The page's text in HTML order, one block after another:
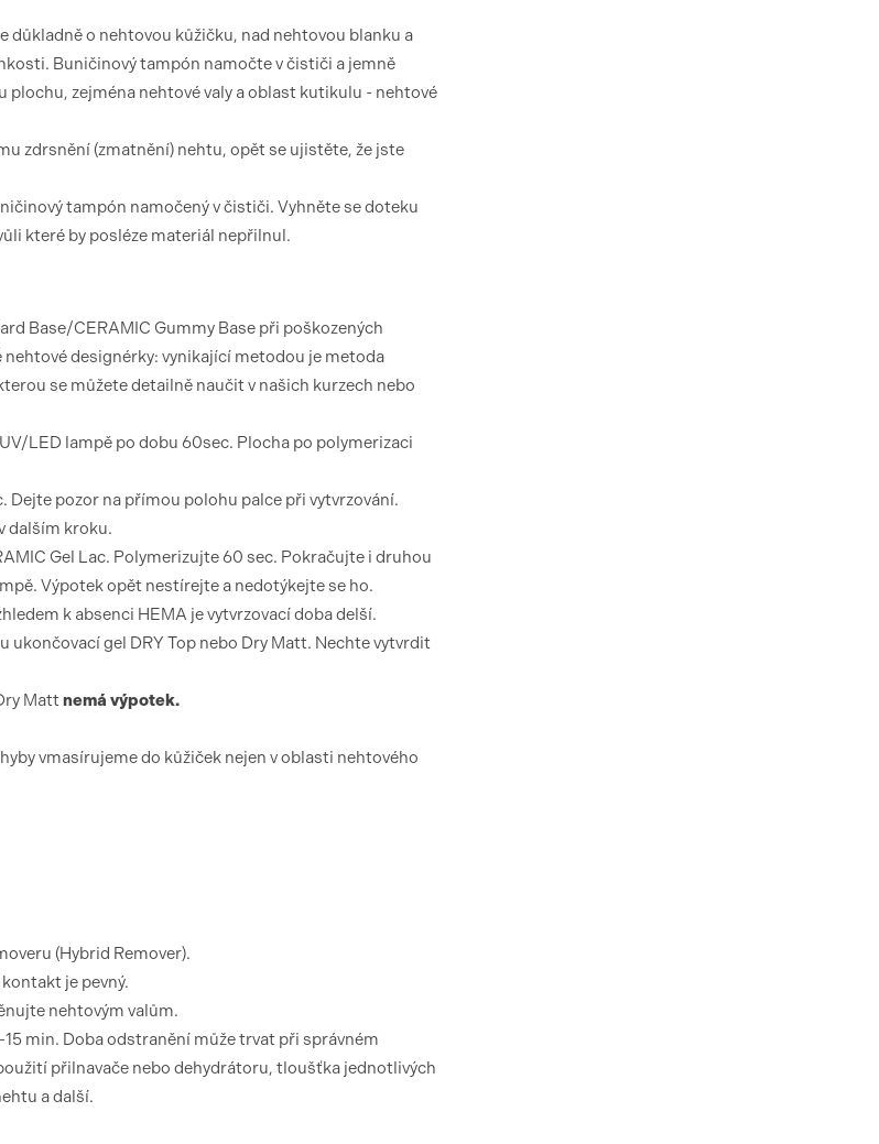
o nehtovou kůžičku, nad nehtovou blanku a
Buničinový tampón namočte v čističi a jemně
zejména nehtové valy a oblast kutikulu - nehtové
zdrsnění (zmatnění) nehtu, opět se ujistěte, že jste
tampón namočený v čističi. Vyhněte se doteku
které by posléze materiál nepřilnul.
Base/CERAMIC Gummy Base při poškozených
designérky: vynikající metodou je metoda
se můžete detailně naučit v našich kurzech nebo
LED lampě po dobu 60sec. Plocha po polymerizaci
pozor na přímou polohu palce při vytvrzování.
dalším kroku.
Gel Lac. Polymerizujte 60 sec. Pokračujte i druhou
Výpotek opět nestírejte a nedotýkejte se ho.
k absenci HEMA je vytvrzovací doba delší.
gel DRY Top nebo Dry Matt. Nechte vytvrdit
Mattnemá výpotek.
vmasírujeme do kůžiček nejen v oblasti nehtového
(Hybrid Remover).
je pevný.
nehtovým valům.
min. Doba odstranění může trvat při správném
přilnavače nebo dehydrátoru, tloušťka jednotlivých
a další.